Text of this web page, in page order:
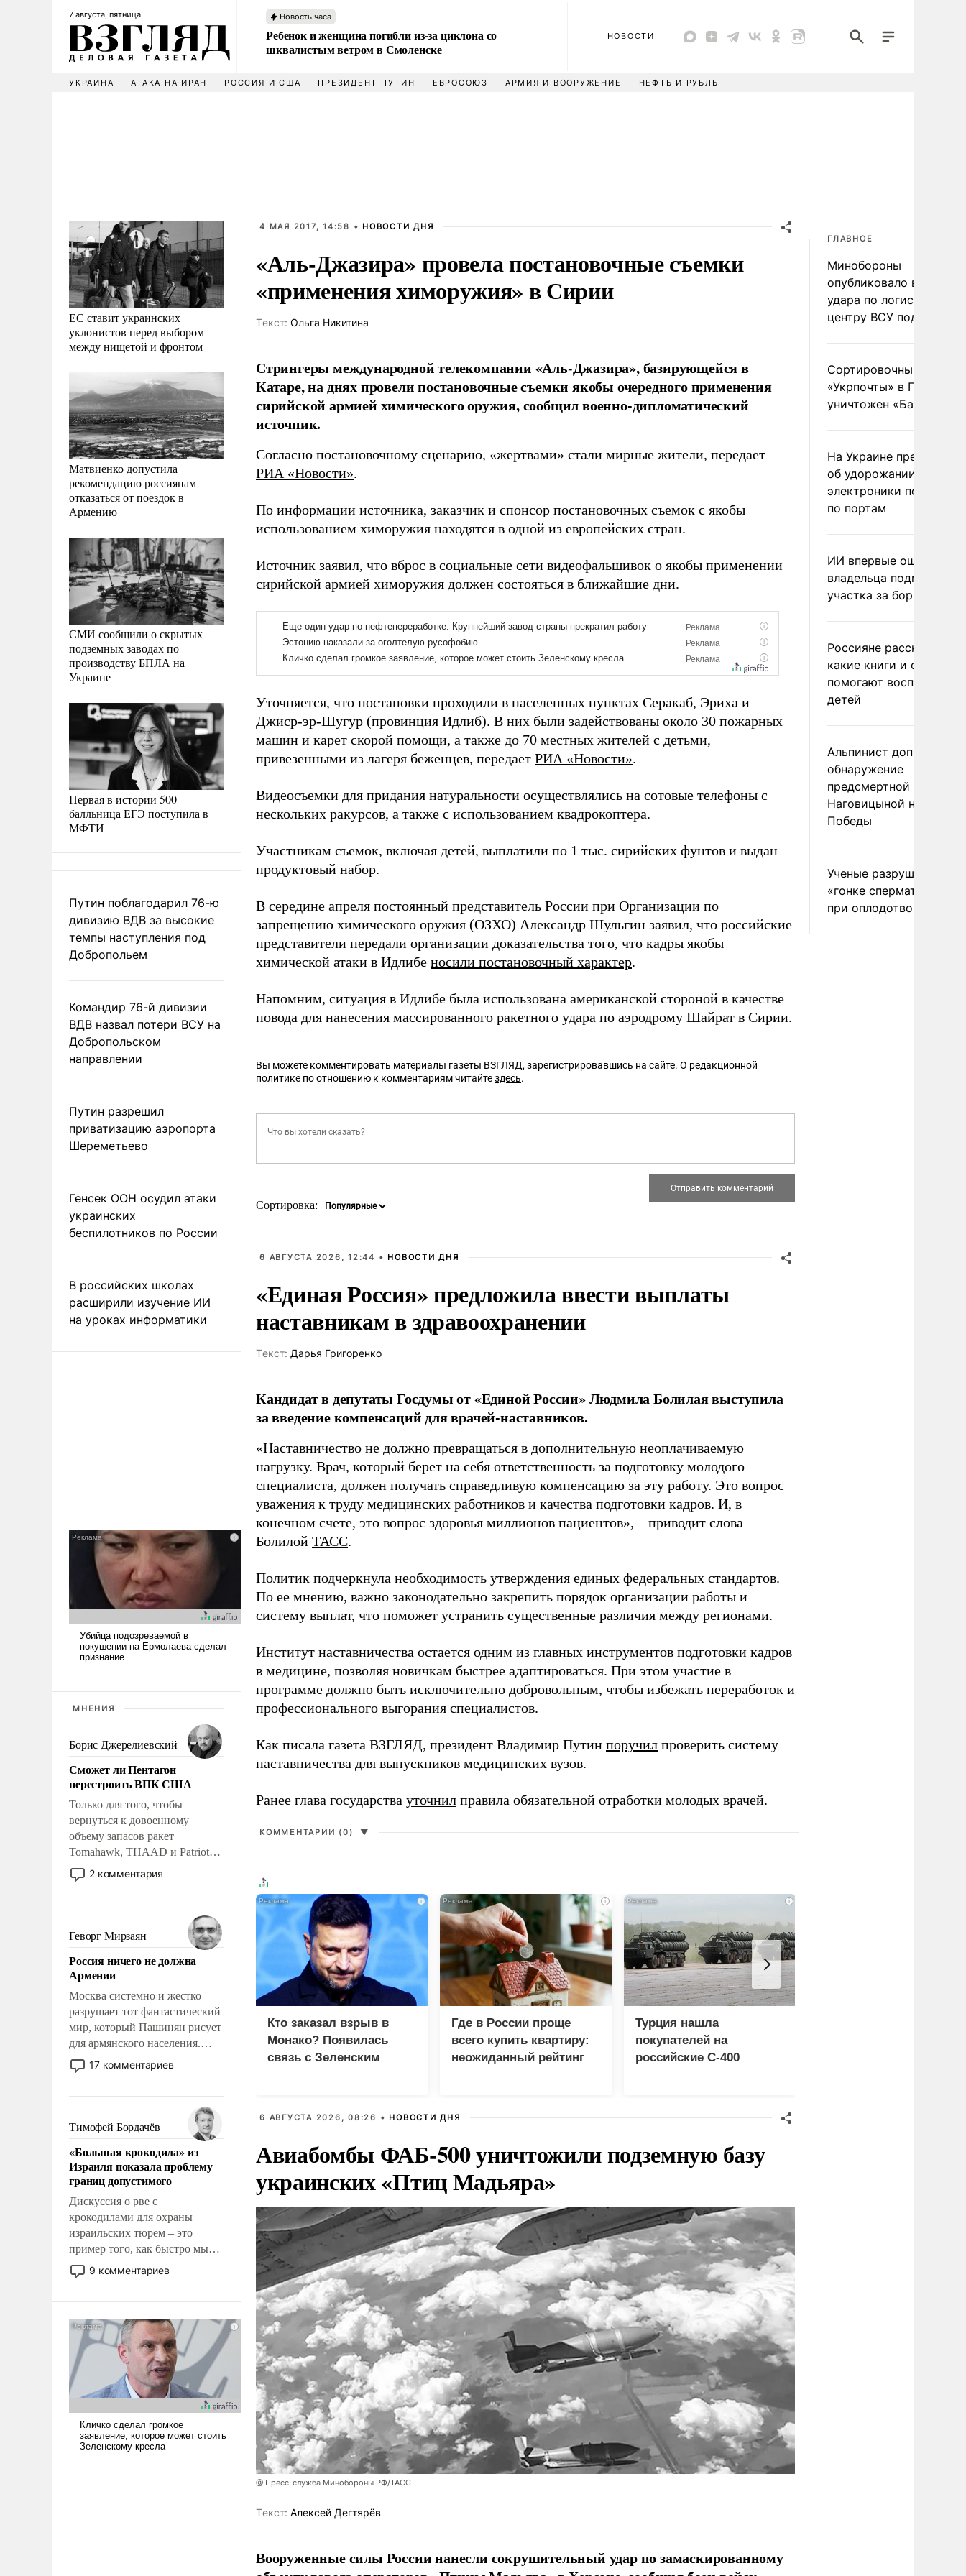
7 августа, пятница Новость часа
Ребенок и женщина погибли из-за циклона со
шквалистым ветром в Смоленске
НОВОСТИ
УКРАИНА АТАКА НА ИРАН РОССИЯ И США ПРЕЗИДЕНТ ПУТИН ЕВРОСОЮЗ АРМИЯ И ВООРУЖЕНИЕ НЕФТЬ И РУБЛЬ
ЕС ставит украинских
уклонистов перед выбором
между нищетой и фронтом
Матвиенко допустила
рекомендацию россиянам
отказаться от поездок в
Армению
СМИ сообщили о скрытых
подземных заводах по
производству БПЛА на
Украине
Первая в истории 500-
балльница ЕГЭ поступила в
МФТИ
Путин поблагодарил 76-ю
дивизию ВДВ за высокие
темпы наступления под
Добропольем
Командир 76-й дивизии
ВДВ назвал потери ВСУ на
Добропольском
направлении
Путин разрешил
приватизацию аэропорта
Шереметьево
Генсек ООН осудил атаки
украинских
беспилотников по России
В российских школах
расширили изучение ИИ
на уроках информатики
МНЕНИЯ
Борис Джерелиевский
Сможет ли Пентагон
перестроить ВПК США
Только для того, чтобы
вернуться к довоенному
объему запасов ракет
Tomahawk, THAAD и Patriot
США потребуется более трех
лет. Даже небольшая война с
Сложившаяся ситуация
означает многолетний период
уязвимости США, например,
перед Китаем.
2 комментария
Геворг Мирзаян
Россия ничего не должна
Армении
Москва системно и жестко
разрушает тот фантастический
мир, который Пашинян рисует
для армянского населения.
Мир, где политические
прожекты будут безусловно
налогоплательщиков и где
Еревану за свои поступки не
нужно отвечать.
17 комментариев
Тимофей Бордачёв
«Большая крокодила» из
Израиля показала проблему
границ допустимого
Дискуссия о рве с
крокодилами для охраны
израильских тюрем – это
пример того, как быстро мы
двигаемся по пути
революционных изменений.
псевдонаучной фантастики,
стало всерьез обсуждаемой
идеей.
9 комментариев
4 МАЯ 2017, 14:58 • НОВОСТИ ДНЯ
«Аль-Джазира» провела постановочные съемки
«применения химоружия» в Сирии
Tекст: Ольга Никитина
Стрингеры международной телекомпании «Аль-Джазира», базирующейся в
Катаре, на днях провели постановочные съемки якобы очередного применения
сирийской армией химического оружия, сообщил военно-дипломатический
источник.
Согласно постановочному сценарию, «жертвами» стали мирные жители, передает
РИА «Новости».
По информации источника, заказчик и спонсор постановочных съемок с якобы
использованием химоружия находятся в одной из европейских стран.
Источник заявил, что вброс в социальные сети видеофальшивок о якобы применении
сирийской армией химоружия должен состояться в ближайшие дни.
Уточняется, что постановки проходили в населенных пунктах Серакаб, Эриха и
Джиср-эр-Шугур (провинция Идлиб). В них были задействованы около 30 пожарных
машин и карет скорой помощи, а также до 70 местных жителей с детьми,
привезенными из лагеря беженцев, передает РИА «Новости».
Видеосъемки для придания натуральности осуществлялись на сотовые телефоны с
нескольких ракурсов, а также с использованием квадрокоптера.
Участникам съемок, включая детей, выплатили по 1 тыс. сирийских фунтов и выдан
продуктовый набор.
В середине апреля постоянный представитель России при Организации по
запрещению химического оружия (ОЗХО) Александр Шульгин заявил, что российские
представители передали организации доказательства того, что кадры якобы
химической атаки в Идлибе носили постановочный характер.
Напомним, ситуация в Идлибе была использована американской стороной в качестве
повода для нанесения массированного ракетного удара по аэродрому Шайрат в Сирии.
Вы можете комментировать материалы газеты ВЗГЛЯД, зарегистрировавшись на сайте. О редакционной
политике по отношению к комментариям читайтездесь.
Сортировка:
6 АВГУСТА 2026, 12:44 • НОВОСТИ ДНЯ
«Единая Россия» предложила ввести выплаты
наставникам в здравоохранении
Tекст: Дарья Григоренко
Кандидат в депутаты Госдумы от «Единой России» Людмила Болилая выступила
за введение компенсаций для врачей-наставников.
«Наставничество не должно превращаться в дополнительную неоплачиваемую
нагрузку. Врач, который берет на себя ответственность за подготовку молодого
специалиста, должен получать справедливую компенсацию за эту работу. Это вопрос
уважения к труду медицинских работников и качества подготовки кадров. И, в
конечном счете, это вопрос здоровья миллионов пациентов», – приводит слова
Болилой ТАСС.
Политик подчеркнула необходимость утверждения единых федеральных стандартов.
По ее мнению, важно законодательно закрепить порядок организации работы и
систему выплат, что поможет устранить существенные различия между регионами.
Институт наставничества остается одним из главных инструментов подготовки кадров
в медицине, позволяя новичкам быстрее адаптироваться. При этом участие в
программе должно быть исключительно добровольным, чтобы избежать переработок и
профессионального выгорания специалистов.
Как писала газета ВЗГЛЯД, президент Владимир Путин поручил проверить систему
наставничества для выпускников медицинских вузов.
Ранее глава государства уточнил правила обязательной отработки молодых врачей.
КОММЕНТАРИИ (0) ▼
i
Кто заказал взрыв в
Монако? Появилась
связь с Зеленским
i
Где в России проще
всего купить квартиру:
неожиданный рейтинг
i
Турция нашла
покупателей на
российские C-400
6 АВГУСТА 2026, 08:26 • НОВОСТИ ДНЯ
Авиабомбы ФАБ-500 уничтожили подземную базу
украинских «Птиц Мадьяра»
@ Пресс-служба Минобороны РФ/ТАСС
Tекст: Алексей Дегтярёв
Вооруженные силы России нанесли сокрушительный удар по замаскированному
ГЛАВНОЕ
Минобороны
опубликовало видео
удара по
центру ВСУ под Киевом
Сортировочный пункт
«Укрпочты» в
уничтожен
На Украине
об удорожании
электроники после
по портам
ИИ впервые
владельца
участка за борщевик
Россияне рассказали,
какие книги и фильмы
помогают воспитывать
детей
Альпинист допустил
обнаружение
предсмертной записки
Наговицыной на пике
Победы
Ученые разрушили миф
«гонке
при оплодотворении